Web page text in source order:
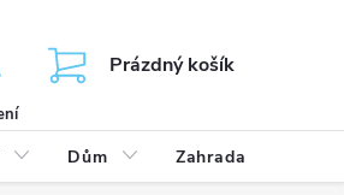
Prázdný košík
Dům Zahrada